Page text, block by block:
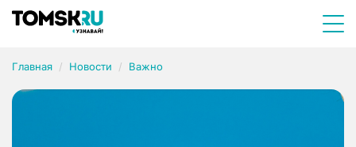
Главная Новости Важно